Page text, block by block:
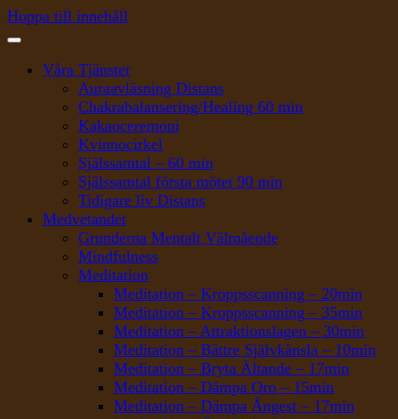
Hoppa till innehåll
Våra Tjänster
Auraavläsning Distans
Chakrabalansering/Healing 60 min
Kakaoceremoni
Kvinnocirkel
Själssamtal – 60 min
Själssamtal första mötet 90 min
Tidigare liv Distans
Medvetandet
Grunderna Mentalt Välmående
Mindfulness
Meditation
Meditation – Kroppsscanning – 20min
Meditation – Kroppsscanning – 35min
Meditation – Attraktionslagen – 30min
Meditation – Bättre Självkänsla – 10min
Meditation – Bryta Ältande – 17min
Meditation – Dämpa Oro – 15min
Meditation – Dämpa Ångest – 17min